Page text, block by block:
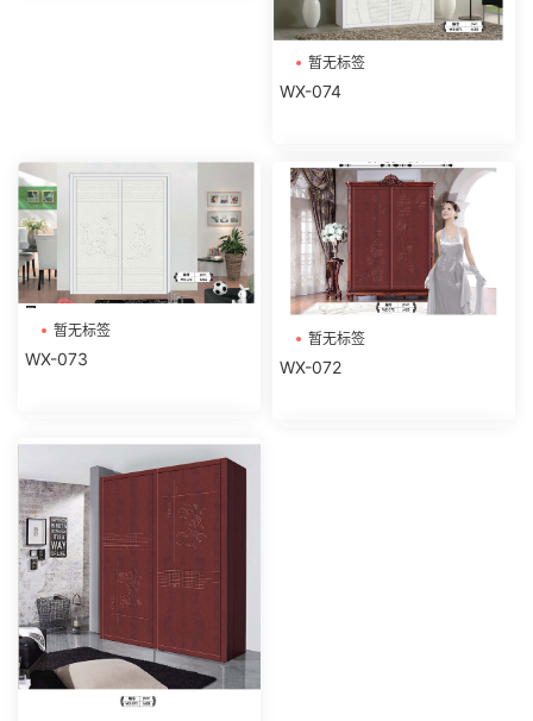
暂无标签
WX-074
暂无标签
WX-073
暂无标签
WX-072